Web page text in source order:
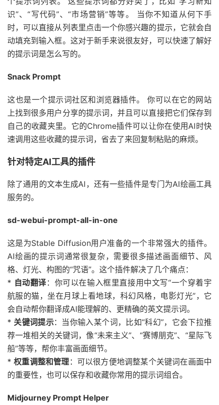
识”、“写代码”、“市场营销”等等。 当你不知道从何下手
时，可以直接从列表里点击一个你感兴趣的提示，它就会自
动填充到输入框。这对于新手来说很友好，可以快速了解好
的提示词是怎么写的。
Snack Prompt
这也是一个提示词社区和浏览器插件。 你可以在它的网站
上找到很多用户分享的提示词，并且可以直接把它们保存到
自己的收藏夹里。它的Chrome插件可以让你在使用AI时快
速调用这些收藏的提示词，省去了来回复制粘贴的麻烦。
针对特定AI工具的插件
除了通用的文本生成AI，还有一些插件是专门为AI绘画工具
服务的。
sd-webui-prompt-all-in-one
这是为Stable Diffusion用户准备的一个非常强大的插件。
AI绘画的提示词通常很复杂，需要很多描述画面细节、风
格、灯光、构图的“咒语”。这个插件解决了几个痛点：
* 自动翻译：你可以在输入框里直接用中文写“一个穿着宇
航服的猫，坐在月球上看地球，科幻风格，电影灯光”，它
会自动帮你翻译成AI能理解的、更精确的英文提示词。
* 关键词提示：当你输入某个词，比如“科幻”，它会下拉推
荐一堆相关的关键词，像“未来主义”、“赛博朋克”、“星际飞
船”等等，帮你丰富画面细节。
*权重调整和管理 ：可以很方便地调整某个关键词在画面中
的重要性，也可以保存和收藏你常用的提示词组合。
Midjourney Prompt Helper